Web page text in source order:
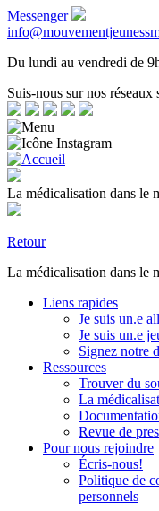
Messenger
Du lundi au vendredi de
Suis-nous sur nos réseaux
La médicalisation dans le
Retour
La médicalisation dans le
Liens rapides
Je suis un.e
Je suis un.e
Signez notre
Ressources
Trouver du
La
Revue de
Pour nous rejoindre
Écris-nous!
Politique de
personnels